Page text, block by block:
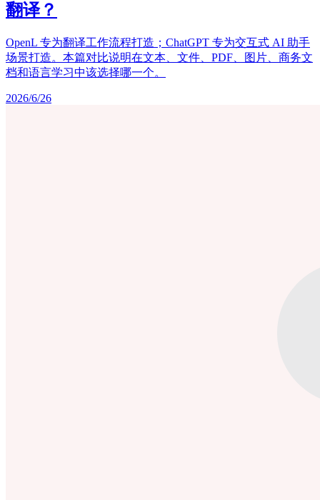
翻译？
OpenL 专为翻译工作流程打造；ChatGPT 专为交互式 AI 助手
场景打造。本篇对比说明在文本、文件、PDF、图片、商务文
档和语言学习中该选择哪一个。
2026/6/26